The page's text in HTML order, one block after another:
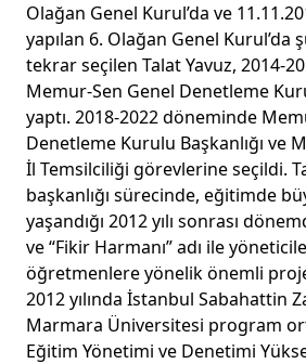
Olağan Genel Kurul’da ve
yapılan 6. Olağan Genel Kurul’da
tekrar seçilen Talat Yavuz, 2014-
Memur-Sen Genel Denetleme
yaptı. 2018-2022 döneminde
Denetleme Kurulu Başkanlığı ve
İl Temsilciliği görevlerine seçildi.
başkanlığı sürecinde, eğitimde
yaşandığı 2012 yılı sonrası
ve “Fikir Harmanı” adı ile
öğretmenlere yönelik önemli
2012 yılında İstanbul Sabahattin
Marmara Üniversitesi program
Eğitim Yönetimi ve Denetimi